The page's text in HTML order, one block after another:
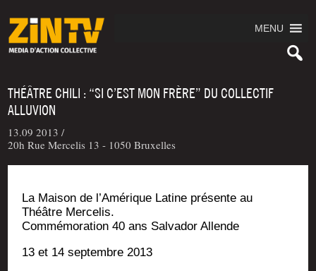
MENU
THÉÂTRE CHILI : “SI C’EST MON FRÈRE” DU COLLECTIF
ALLUVION
13.09 2013 /
20h Rue Mercelis 13 - 1050 Bruxelles
La Mai­son de l’Amérique Latine pré­sente au
Théâtre Mercelis.
Com­mé­mo­ra­tion 40 ans Sal­va­dor Allende
13 et 14 sep­tembre 2013